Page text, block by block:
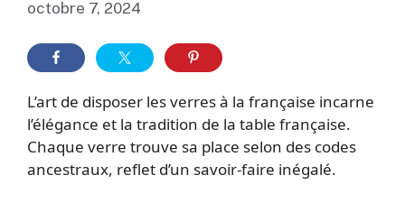
octobre 7, 2024
L’art de disposer les verres à la française incarne
l’élégance et la tradition de la table française.
Chaque verre trouve sa place selon des codes
ancestraux, reflet d’un savoir-faire inégalé.